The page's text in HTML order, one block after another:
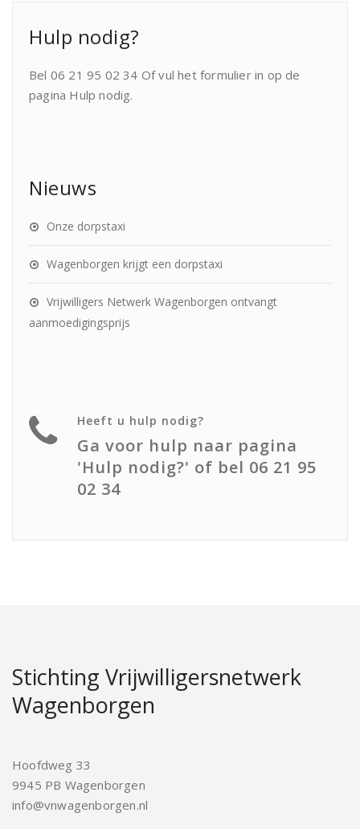
Hulp nodig?
Bel 06 21 95 02 34 Of vul het formulier in op de
pagina Hulp nodig.
Nieuws
Onze dorpstaxi
Wagenborgen krijgt een dorpstaxi
Vrijwilligers Netwerk Wagenborgen ontvangt
aanmoedigingsprijs
Heeft u hulp nodig?
Ga voor hulp naar pagina
'Hulp nodig?' of bel 06 21 95
02 34
Stichting Vrijwilligersnetwerk
Wagenborgen
Hoofdweg 33
9945 PB Wagenborgen
info@vnwagenborgen.nl